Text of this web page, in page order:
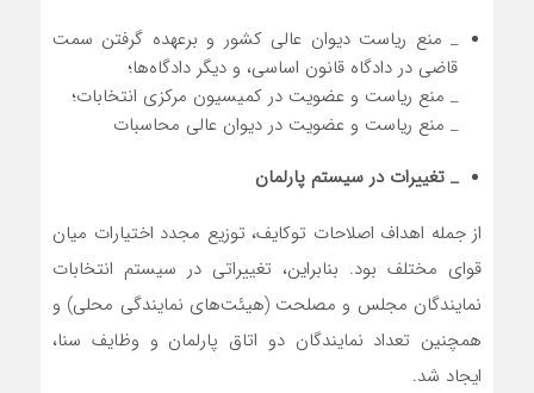
_ منع ریاست دیوان عالی کشور و برعهده گرفتن سمت
قاضی در دادگاه قانون اساسی، و دیگر دادگاه‌ها؛
_ منع ریاست و عضویت در کمیسیون مرکزی انتخابات؛
_ منع ریاست و عضویت در دیوان عالی محاسبات
_ تغییرات در سیستم پارلمان
از جمله اهداف اصلاحات توکایف، توزیع مجدد اختیارات میان
قوای مختلف بود. بنابراین، تغییراتی در سیستم انتخابات
نمایندگان مجلس و مصلحت (هیئت‌های نمایندگی محلی) و
همچنین تعداد نمایندگان دو اتاق پارلمان و وظایف سنا،
ایجاد شد.